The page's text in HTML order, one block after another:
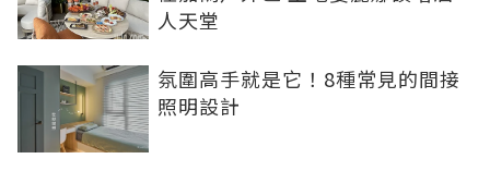
人天堂
氛圍高手就是它！8種常見的間接
照明設計